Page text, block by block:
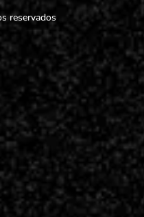
reservados